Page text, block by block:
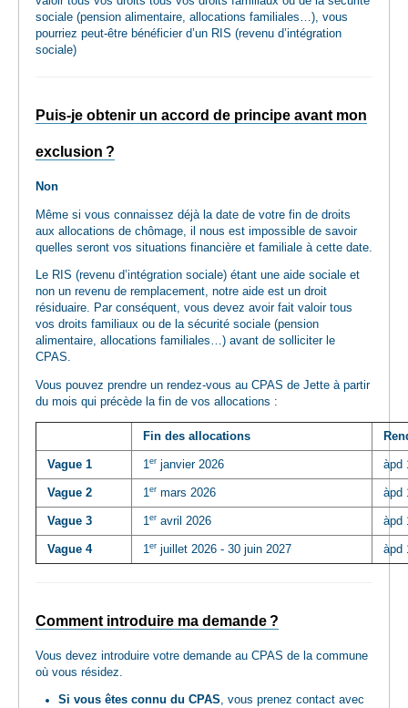
sociale (pension alimentaire, allocations familiales…), vous
pourriez peut-être bénéficier d’un RIS (revenu d’intégration
sociale)
Puis-je obtenir un accord de principe avant mon
exclusion ?
Non
Même si vous connaissez déjà la date de votre fin de droits
aux allocations de chômage, il nous est impossible de savoir
quelles seront vos situations financière et familiale à cette date.
Le RIS (revenu d’intégration sociale) étant une aide sociale et
non un revenu de remplacement, notre aide est un droit
résiduaire. Par conséquent, vous devez avoir fait valoir tous
vos droits familiaux ou de la sécurité sociale (pension
alimentaire, allocations familiales…) avant de solliciter le
CPAS.
Vous pouvez prendre un rendez-vous au CPAS de Jette à partir
du mois qui précède la fin de vos allocations :
Fin des allocations
Vague 1 1er janvier 2026 àpd
Vague 2 1er mars 2026 àpd
Vague 3 1er avril 2026 àpd
Vague 4 1er juillet 2026 - 30 juin 2027 àpd
Comment introduire ma demande ?
Vous devez introduire votre demande au CPAS de la commune
où vous résidez.
Si vous êtes connu du CPAS, vous prenez contact avec